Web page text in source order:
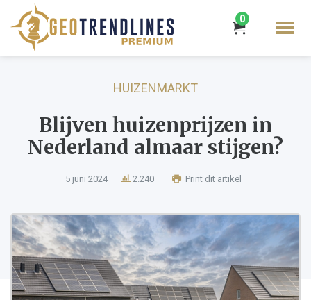
0
HUIZENMARKT
Blijven huizenprijzen in
Nederland almaar stijgen?
5 juni 2024 2.240 Print dit artikel